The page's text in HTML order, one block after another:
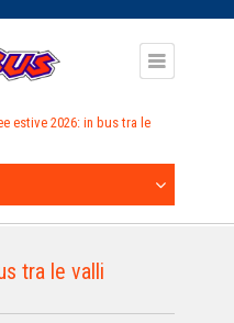
estive 2026: in bus tra le
tra le valli